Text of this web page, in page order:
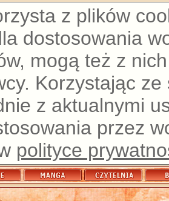
z plików
dostosowania
mogą też z
Korzystając
z aktualnymi
przez
polityce